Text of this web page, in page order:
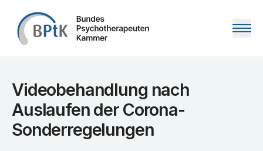
Zum Inhalt springen
Videobehandlung nach
Auslaufen der Corona-
Sonderregelungen